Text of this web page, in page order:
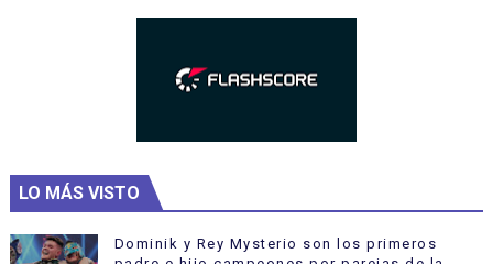
LO MÁS VISTO
Dominik y Rey Mysterio son los primeros